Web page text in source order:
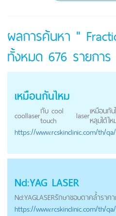
ผลการค้นหา "
ทั้งหมด 676 รายการ
เหมือนกันไหม
coollaserกับ cool
touch
laserเหมือนกั
หลุมได้ไห
https://www.rcskinclinic.com/th/qa/
Nd:YAG LASER
Nd:YAGLASERรักษาขอบตาคล้ำราคา
https://www.rcskinclinic.com/th/